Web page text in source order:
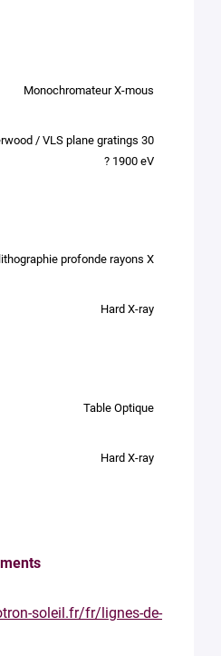
Monochromateur X-mous
/ VLS plane gratings 30
? 1900 eV
profonde rayons X
Hard X-ray
Table Optique
Hard X-ray
soleil.fr/fr/lignes-de-